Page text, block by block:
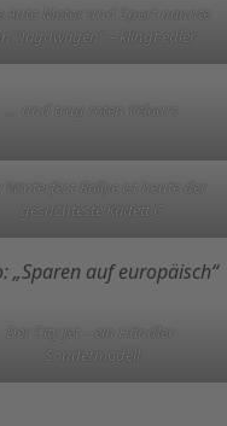
Auto Motor und Sport nannte
“Jagdwagen“ – klingt edler
… und trug roten Velours
Winterfest-Rallye ist heute der
gesuchteste Kadett C
„Sparen auf europäisch“
Der City Jet – ein Händler-
Sondermodell